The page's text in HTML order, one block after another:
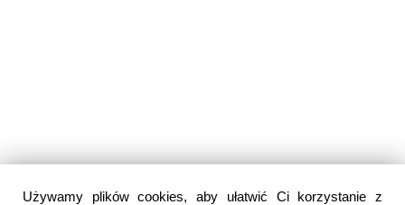
Używamy plików cookies, aby ułatwić Ci korzystanie z